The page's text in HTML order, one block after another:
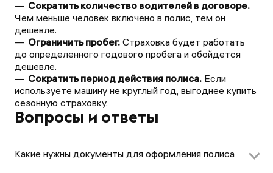
Сократить количество водителей в договоре.
Чем меньше человек включено в полис, тем он
дешевле.
Ограничить пробег. Страховка будет работать
до определенного годового пробега и обойдется
дешевле.
Сократить период действия полиса. Если
используете машину не круглый год, выгоднее купить
сезонную страховку.
Вопросы и ответы
Какие нужны документы для оформления полиса